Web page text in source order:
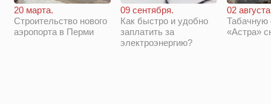
20 марта.
Строительство нового
аэропорта в Перми
09 сентября.
Как быстро и удобно
заплатить за
электроэнергию?
02
Табачную
«Астра»